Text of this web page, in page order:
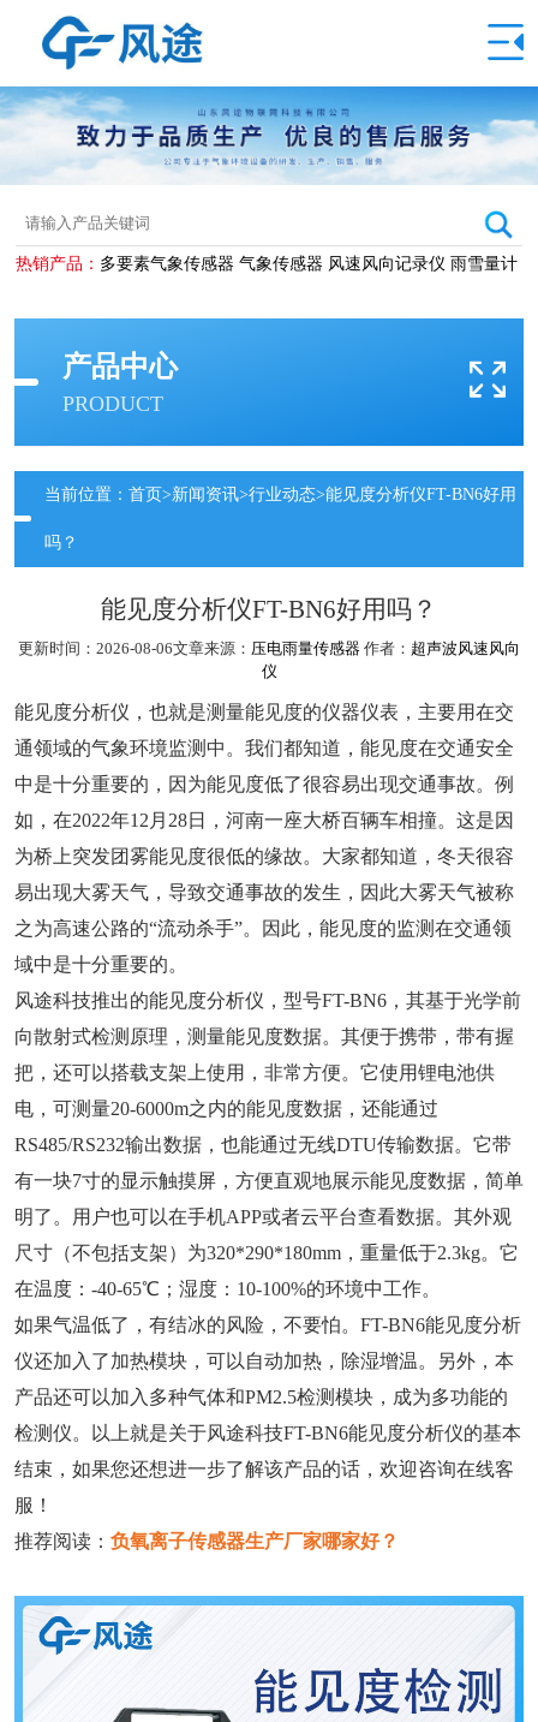
热销产品： 多要素气象传感器 气象传感器 风速风向记录仪 雨雪量计
产品中心
PRODUCT
当前位置： 首页>新闻资讯>行业动态>能见度分析仪FT-BN6好用
吗？
能见度分析仪FT-BN6好用吗？
更新时间：2026-08-06文章来源： 压电雨量传感器 作者： 超声波风速风向
仪
能见度分析仪，也就是测量能见度的仪器仪表，主要用在交
通领域的气象环境监测中。我们都知道，能见度在交通安全
中是十分重要的，因为能见度低了很容易出现交通事故。例
如，在2022年12月28日，河南一座大桥百辆车相撞。这是因
为桥上突发团雾能见度很低的缘故。大家都知道，冬天很容
易出现大雾天气，导致交通事故的发生，因此大雾天气被称
之为高速公路的“流动杀手”。因此，能见度的监测在交通领
域中是十分重要的。
风途科技推出的能见度分析仪，型号FT-BN6，其基于光学前
向散射式检测原理，测量能见度数据。其便于携带，带有握
把，还可以搭载支架上使用，非常方便。它使用锂电池供
电，可测量20-6000m之内的能见度数据，还能通过
RS485/RS232输出数据，也能通过无线DTU传输数据。它带
有一块7寸的显示触摸屏，方便直观地展示能见度数据，简单
明了。用户也可以在手机APP或者云平台查看数据。其外观
尺寸（不包括支架）为320*290*180mm，重量低于2.3kg。它
在温度：-40-65℃；湿度：10-100%的环境中工作。
如果气温低了，有结冰的风险，不要怕。FT-BN6能见度分析
仪还加入了加热模块，可以自动加热，除湿增温。另外，本
产品还可以加入多种气体和PM2.5检测模块，成为多功能的
检测仪。以上就是关于风途科技FT-BN6能见度分析仪的基本
结束，如果您还想进一步了解该产品的话，欢迎咨询在线客
服！
推荐阅读： 负氧离子传感器生产厂家哪家好？